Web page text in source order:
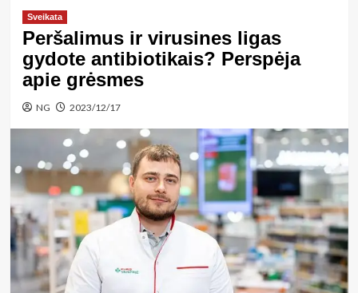
Sveikata
Peršalimus ir virusines ligas
gydote antibiotikais? Perspėja
apie grėsmes
NG 2023/12/17